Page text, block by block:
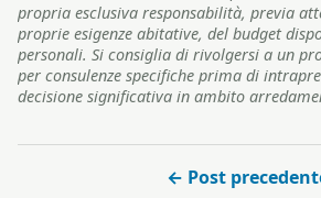
propria esclusiva responsabilità, previa
proprie esigenze abitative, del budget
personali. Si consiglia di rivolgersi a un
per consulenze specifiche prima di
decisione significativa in ambito
← Post